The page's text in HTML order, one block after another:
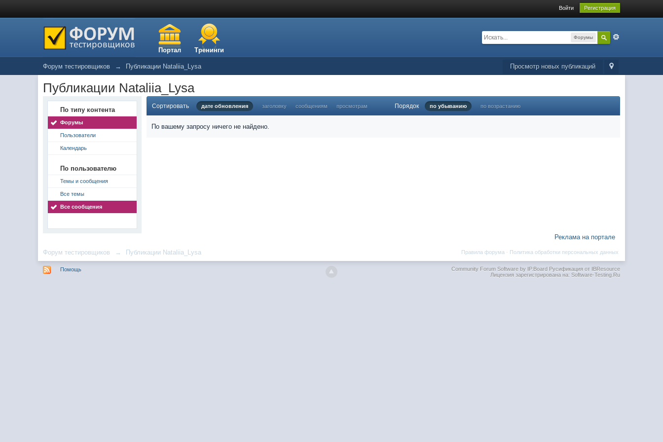
Войти Регистрация
Портал Тренинги
Форумы
Просмотр новых публикаций
Форум тестировщиков → Публикации Nataliia_Lysa
Публикации Nataliia_Lysa
По типу контента
Форумы
Пользователи
Календарь
По пользователю
Темы и сообщения
Все темы
Все сообщения
Сортировать дате обновления заголовку сообщениям просмотрам Порядок по убыванию по возрастанию
По вашему запросу ничего не найдено.
Реклама на портале
Форум тестировщиков → Публикации Nataliia_Lysa Политика обработки персональных данных
Правила форума ·
Помощь Community Forum Software by IP.BoardРусификация от IBResource
Лицензия зарегистрирована на: Software-Testing.Ru